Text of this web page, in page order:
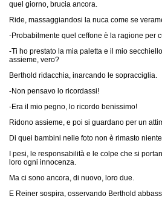
quel giorno, brucia ancora.
Ride, massaggiandosi la nuca come se
-Probabilmente quel ceffone è la ragione per
-Ti ho prestato la mia paletta e il mio
assieme, vero?
Berthold ridacchia, inarcando le sopracciglia.
-Non pensavo lo ricordassi!
-Era il mio pegno, lo ricordo benissimo!
Ridono assieme, e poi si guardano per un
Di quei bambini nelle foto non è rimasto
I pesi, le responsabilità e le colpe che si
loro ogni innocenza.
Ma ci sono ancora, di nuovo, loro due.
E Reiner sospira, osservando Berthold